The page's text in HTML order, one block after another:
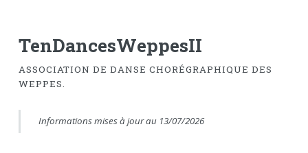
TenDancesWeppesII
ASSOCIATION DE DANSE CHORÉGRAPHIQUE DES
WEPPES.
Informations mises à jour au 13/07/2026